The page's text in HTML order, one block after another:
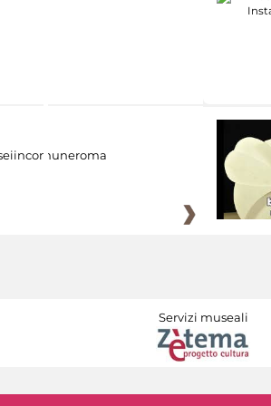
Servizi museali